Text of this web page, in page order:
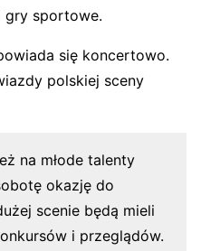
gry sportowe.
się koncertowo.
polskiej sceny
na młode talenty
okazję do
scenie będą mieli
i przeglądów.